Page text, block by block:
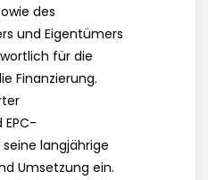
des
und Eigentümers
für die
Finanzierung.
langjährige
Umsetzung ein.